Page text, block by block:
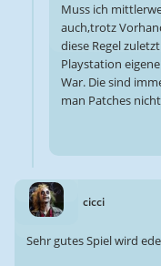
Muss ich
auch,trotz
diese Regel
Playstation
War. Die sind
man Patches
cicci
Sehr gutes Spiel wird